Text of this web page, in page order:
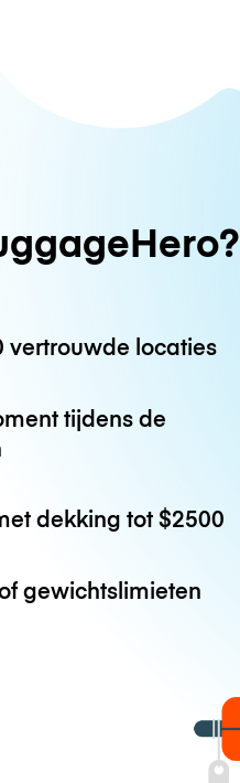
vertrouwde locaties
tijdens de
dekking tot$2500
gewichtslimieten